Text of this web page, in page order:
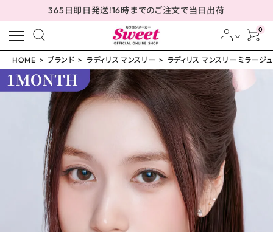
365日即日発送!16時までのご注文で当日出荷
0
meeting_room ログイン person 会員登録
HOME ブランド ラディリス マンスリー ラディリス マンスリー ミラージ